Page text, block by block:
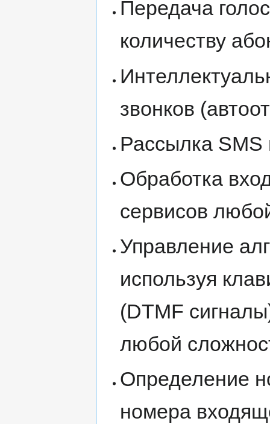
Передача
количеству
звонков
Рассылка SMS
Обработка
сервисов
Управление
используя
(DTMF
любой
Определение
номера